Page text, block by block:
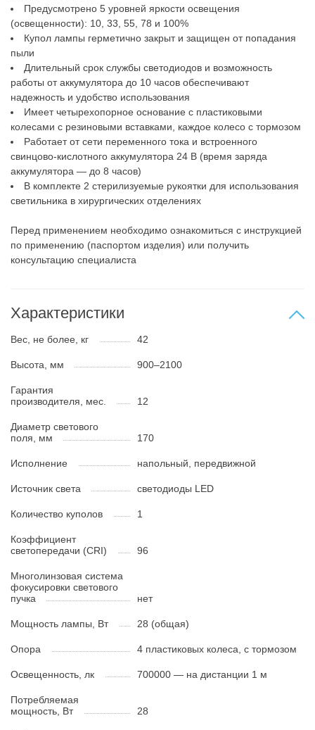
Предусмотрено 5 уровней яркости освещения
(освещенности): 10, 33, 55, 78 и 100%
Купол лампы герметично закрыт и защищен от попадания
пыли
Длительный срок службы светодиодов и возможность
работы от аккумулятора до 10 часов обеспечивают
надежность и удобство использования
Имеет четырехопорное основание с пластиковыми
колесами с резиновыми вставками, каждое колесо с тормозом
Работает от сети переменного тока и встроенного
свинцово-кислотного аккумулятора 24 В (время заряда
аккумулятора — до 8 часов)
В комплекте 2 стерилизуемые рукоятки для использования
светильника в хирургических отделениях
Перед применением необходимо ознакомиться с инструкцией
по применению (паспортом изделия) или получить
консультацию специалиста
Характеристики
Вес, не более, кг 42
Высота, мм 900–2100
Гарантия
производителя, мес.
12
Диаметр светового
поля, мм
170
Исполнение напольный, передвижной
Источник света светодиоды LED
Количество куполов 1
Коэффициент
светопередачи (CRI)
96
Многолинзовая система
фокусировки светового
пучка
нет
Мощность лампы, Вт 28 (общая)
Опора 4 пластиковых колеса, с тормозом
Освещенность, лк 700000 — на дистанции 1 м
Потребляемая
мощность, Вт
28